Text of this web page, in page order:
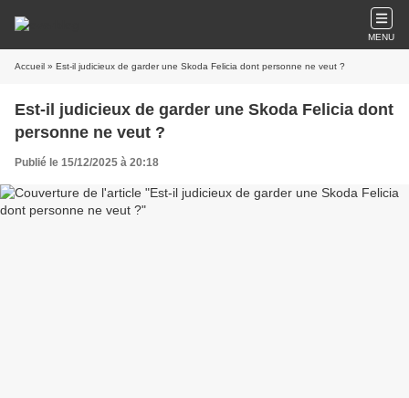
MENU
Accueil » Est‑il judicieux de garder une Skoda Felicia dont personne ne veut ?
Est‑il judicieux de garder une Skoda Felicia dont
personne ne veut ?
Publié le 15/12/2025 à 20:18